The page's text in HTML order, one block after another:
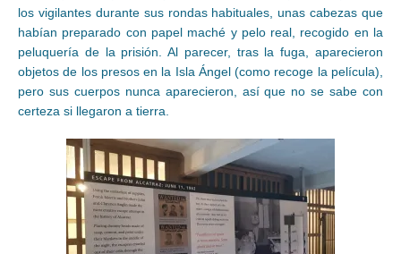
los vigilantes durante sus rondas habituales, unas cabezas que
habían preparado con papel maché y pelo real, recogido en la
peluquería de la prisión. Al parecer, tras la fuga, aparecieron
objetos de los presos en la Isla Ángel (como recoge la película),
pero sus cuerpos nunca aparecieron, así que no se sabe con
certeza si llegaron a tierra.